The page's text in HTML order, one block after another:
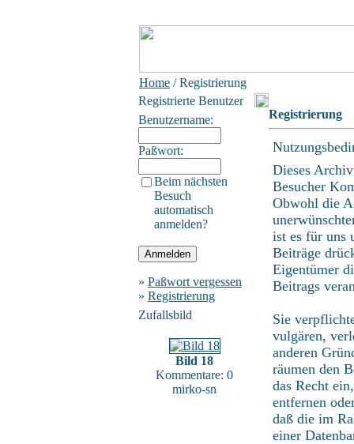
Home / Registrierung
Registrierte Benutzer
Benutzername:
Paßwort:
Beim nächsten
Besuch
automatisch
anmelden?
» Paßwort vergessen
» Registrierung
Zufallsbild
Bild 18
Kommentare: 0
mirko-sn
Registrierung
Dieses
Besucher
Obwohl die
ist es für uns
Beiträge
Eigentümer
Beitrags
Sie
vulgären,
anderen
räumen den
das Recht
entfernen
daß die im
einer